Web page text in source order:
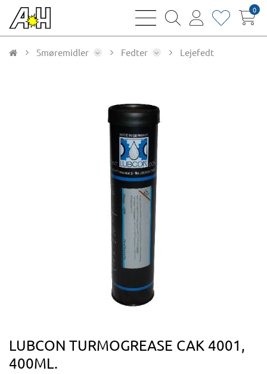
bars
magnifying
user
heart0
Smøremidler Fedter Lejefedt
LUBCON TURMOGREASE CAK 4001,
400ML.